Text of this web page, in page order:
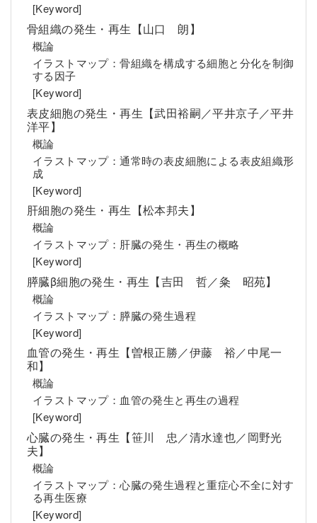
[Keyword]
骨組織の発生・再生【山口 朗】
概論
イラストマップ：骨組織を構成する細胞と分化を制御
する因子
[Keyword]
表皮細胞の発生・再生【武田裕嗣／平井京子／平井
洋平】
概論
イラストマップ：通常時の表皮細胞による表皮組織形
成
[Keyword]
肝細胞の発生・再生【松本邦夫】
概論
イラストマップ：肝臓の発生・再生の概略
[Keyword]
膵臓β細胞の発生・再生【吉田 哲／粂 昭苑】
概論
イラストマップ：膵臓の発生過程
[Keyword]
血管の発生・再生【曽根正勝／伊藤 裕／中尾一
和】
概論
イラストマップ：血管の発生と再生の過程
[Keyword]
心臓の発生・再生【笹川 忠／清水達也／岡野光
夫】
概論
イラストマップ：心臓の発生過程と重症心不全に対す
る再生医療
[Keyword]